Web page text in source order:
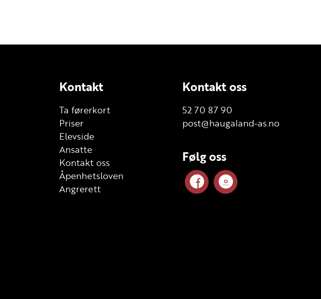
Kontakt
Ta førerkort
Priser
Elevside
Ansatte
Kontakt oss
Åpenhetsloven
Angrerett
Kontakt oss
52 70 87 90
post@haugaland-as.no
Følg oss